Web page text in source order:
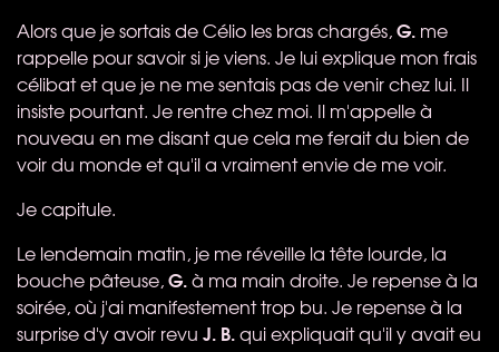
Alors que je sortais de Célio les bras chargés,G. me
rappelle pour savoir si je viens. Je lui explique mon frais
célibat et que je ne me sentais pas de venir chez lui. Il
insiste pourtant. Je rentre chez moi. Il m'appelle à
nouveau en me disant que cela me ferait du bien de
voir du monde et qu'il a vraiment envie de me voir.
Je capitule.
Le lendemain matin, je me réveille la tête lourde, la
bouche pâteuse,G.à ma main droite. Je repense à la
soirée, où j'ai manifestement trop bu. Je repense à la
surprise d'y avoir revu J. B.qui expliquait qu'il y avait eu